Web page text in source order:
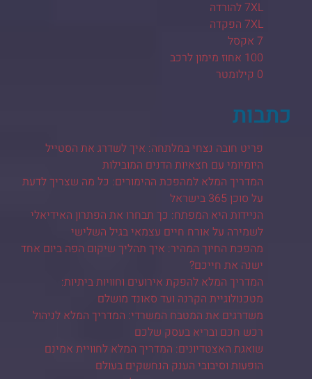
7XL להורדה
7XL הפקדה
7 אקסל
100 אחוז מימון לרכב
0 קילומטר
כתבות
פריט חובה נצחי במלתחה: איך לשדרג את הסטייל
היומיומי עם חצאיות הדנים המובילות
המדריך המלא למהפכת ההימורים: כל מה שצריך לדעת
על סוכן 365 בישראל
הניידות היא המפתח: כך תבחרו את הפתרון האידיאלי
לשמירה על אורח חיים עצמאי בגיל השלישי
מהפכת החיוך המהיר: איך תהליך שיקום הפה ביום אחד
ישנה את חייכם?
המדריך המלא להפקת אירועים וחוויות ביתיות:
מטכנולוגיית הקרנה ועד סאונד מושלם
משדרגים את המטבח המשרדי: המדריך המלא לניהול
רכש חכם ובריא בעסק שלכם
שואגת האצטדיונים: המדריך המלא לחוויית אמינם
הופעות וסיבובי הענק הנחשקים בעולם